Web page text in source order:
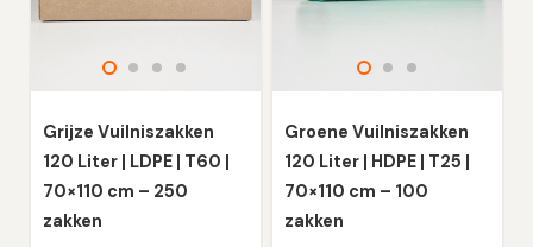
Deze
worden
op
de
productpagina
worden
op
de
productpagina
Grijze Vuilniszakken
120 Liter | LDPE | T60 |
70×110 cm – 250
zakken
Groene Vuilniszakken
120 Liter | HDPE | T25 |
70×110 cm – 100
zakken